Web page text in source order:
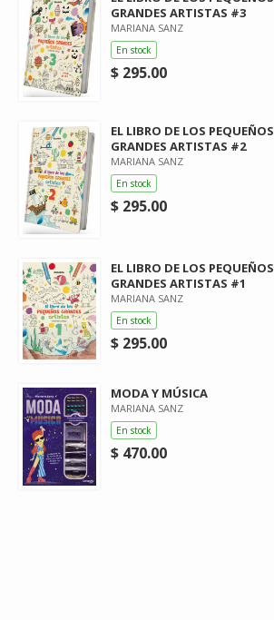
GRANDES ARTISTAS #3
MARIANA SANZ
En stock
$ 295.00
EL LIBRO DE LOS PEQUEÑOS
GRANDES ARTISTAS #2
MARIANA SANZ
En stock
$ 295.00
EL LIBRO DE LOS PEQUEÑOS
GRANDES ARTISTAS #1
MARIANA SANZ
En stock
$ 295.00
MODA Y MÚSICA
MARIANA SANZ
En stock
$ 470.00